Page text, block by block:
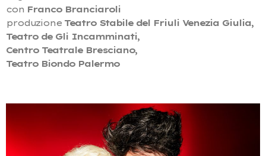
con Franco Branciaroli
produzione Teatro Stabile del Friuli Venezia Giulia,
Teatro de Gli Incamminati,
Centro Teatrale Bresciano,
Teatro Biondo Palermo